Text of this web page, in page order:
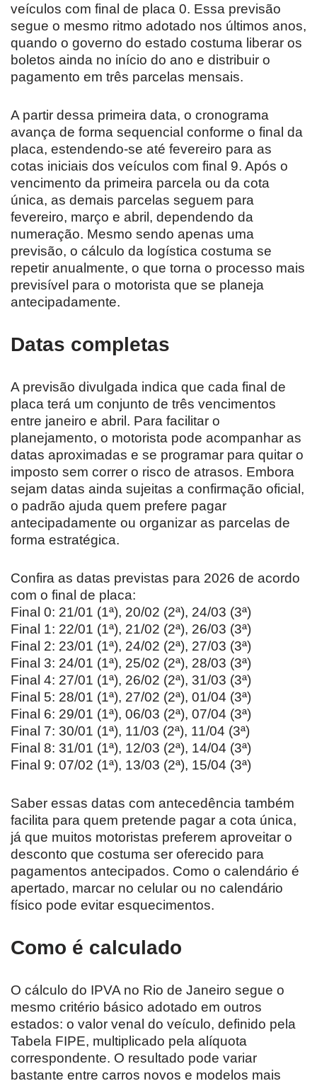
veículos com final de placa 0. Essa previsão
segue o mesmo ritmo adotado nos últimos anos,
quando o governo do estado costuma liberar os
boletos ainda no início do ano e distribuir o
pagamento em três parcelas mensais.
A partir dessa primeira data, o cronograma
avança de forma sequencial conforme o final da
placa, estendendo-se até fevereiro para as
cotas iniciais dos veículos com final 9. Após o
vencimento da primeira parcela ou da cota
única, as demais parcelas seguem para
fevereiro, março e abril, dependendo da
numeração. Mesmo sendo apenas uma
previsão, o cálculo da logística costuma se
repetir anualmente, o que torna o processo mais
previsível para o motorista que se planeja
antecipadamente.
Datas completas
A previsão divulgada indica que cada final de
placa terá um conjunto de três vencimentos
entre janeiro e abril. Para facilitar o
planejamento, o motorista pode acompanhar as
datas aproximadas e se programar para quitar o
imposto sem correr o risco de atrasos. Embora
sejam datas ainda sujeitas a confirmação oficial,
o padrão ajuda quem prefere pagar
antecipadamente ou organizar as parcelas de
forma estratégica.
Confira as datas previstas para 2026 de acordo
com o final de placa:
Final 0: 21/01 (1ª), 20/02 (2ª), 24/03 (3ª)
Final 1: 22/01 (1ª), 21/02 (2ª), 26/03 (3ª)
Final 2: 23/01 (1ª), 24/02 (2ª), 27/03 (3ª)
Final 3: 24/01 (1ª), 25/02 (2ª), 28/03 (3ª)
Final 4: 27/01 (1ª), 26/02 (2ª), 31/03 (3ª)
Final 5: 28/01 (1ª), 27/02 (2ª), 01/04 (3ª)
Final 6: 29/01 (1ª), 06/03 (2ª), 07/04 (3ª)
Final 7: 30/01 (1ª), 11/03 (2ª), 11/04 (3ª)
Final 8: 31/01 (1ª), 12/03 (2ª), 14/04 (3ª)
Final 9: 07/02 (1ª), 13/03 (2ª), 15/04 (3ª)
Saber essas datas com antecedência também
facilita para quem pretende pagar a cota única,
já que muitos motoristas preferem aproveitar o
desconto que costuma ser oferecido para
pagamentos antecipados. Como o calendário é
apertado, marcar no celular ou no calendário
físico pode evitar esquecimentos.
Como é calculado
O cálculo do IPVA no Rio de Janeiro segue o
mesmo critério básico adotado em outros
estados: o valor venal do veículo, definido pela
Tabela FIPE, multiplicado pela alíquota
correspondente. O resultado pode variar
bastante entre carros novos e modelos mais